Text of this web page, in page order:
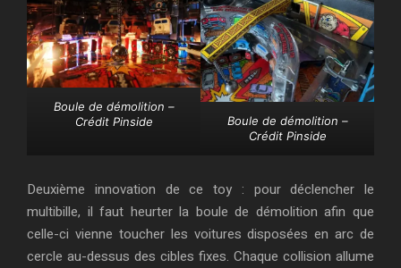
Boule de démolition –
Crédit Pinside
Boule de démolition –
Crédit Pinside
Deuxième innovation de ce toy : pour déclencher le
multibille, il faut heurter la boule de démolition afin que
celle-ci vienne toucher les voitures disposées en arc de
cercle au-dessus des cibles fixes. Chaque collision allume